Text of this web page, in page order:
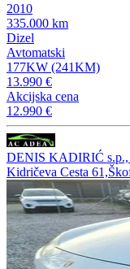
2010
335.000 km
Dizel
Avtomatski
177KW (241KM)
13.990 €
Akcijska cena
12.990 €
DENIS KADIRIĆ
Kidričeva Cesta